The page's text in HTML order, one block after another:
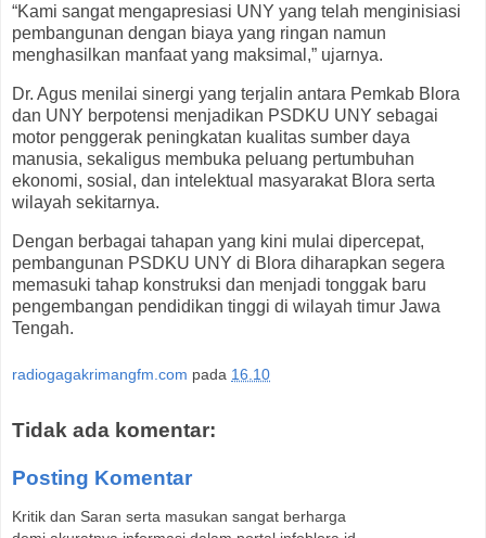
“Kami sangat mengapresiasi UNY yang telah menginisiasi
pembangunan dengan biaya yang ringan namun
menghasilkan manfaat yang maksimal,” ujarnya.
Dr. Agus menilai sinergi yang terjalin antara Pemkab Blora
dan UNY berpotensi menjadikan PSDKU UNY sebagai
motor penggerak peningkatan kualitas sumber daya
manusia, sekaligus membuka peluang pertumbuhan
ekonomi, sosial, dan intelektual masyarakat Blora serta
wilayah sekitarnya.
Dengan berbagai tahapan yang kini mulai dipercepat,
pembangunan PSDKU UNY di Blora diharapkan segera
memasuki tahap konstruksi dan menjadi tonggak baru
pengembangan pendidikan tinggi di wilayah timur Jawa
Tengah.
radiogagakrimangfm.com pada 16.10
Tidak ada komentar:
Posting Komentar
Kritik dan Saran serta masukan sangat berharga